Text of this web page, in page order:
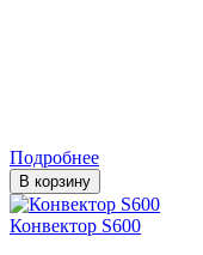
Подробнее
В корзину
Конвектор S600